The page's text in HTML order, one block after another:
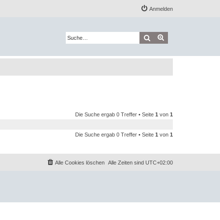
Anmelden
Suche
Die Suche ergab 0 Treffer • Seite 1 von 1
Die Suche ergab 0 Treffer • Seite 1 von 1
Alle Zeiten sind UTC+02:00
Alle Cookies löschen